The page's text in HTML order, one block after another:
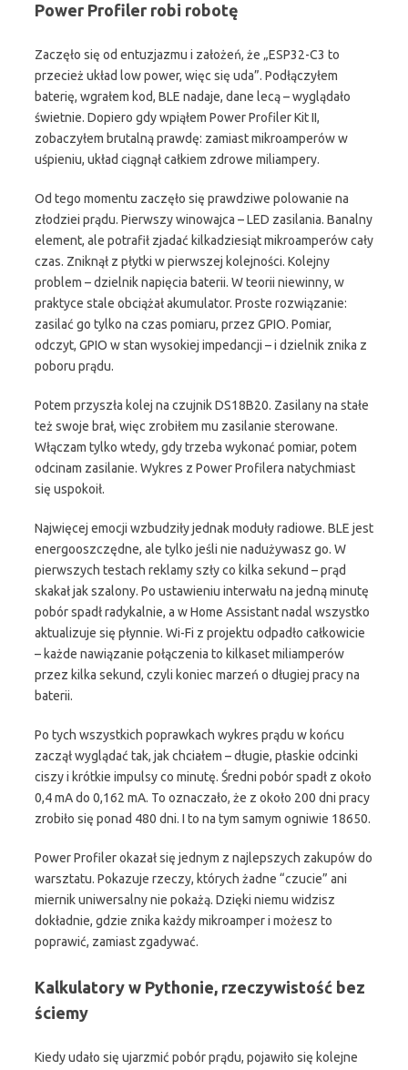
Power Profiler robi robotę
Zaczęło się od entuzjazmu i założeń, że „ESP32-C3 to
przecież układ low power, więc się uda”. Podłączyłem
baterię, wgrałem kod, BLE nadaje, dane lecą – wyglądało
świetnie. Dopiero gdy wpiąłem Power Profiler Kit II,
zobaczyłem brutalną prawdę: zamiast mikroamperów w
uśpieniu, układ ciągnął całkiem zdrowe miliampery.
Od tego momentu zaczęło się prawdziwe polowanie na
złodziei prądu. Pierwszy winowajca – LED zasilania. Banalny
element, ale potrafił zjadać kilkadziesiąt mikroamperów cały
czas. Zniknął z płytki w pierwszej kolejności. Kolejny
problem – dzielnik napięcia baterii. W teorii niewinny, w
praktyce stale obciążał akumulator. Proste rozwiązanie:
zasilać go tylko na czas pomiaru, przez GPIO. Pomiar,
odczyt, GPIO w stan wysokiej impedancji – i dzielnik znika z
poboru prądu.
Potem przyszła kolej na czujnik DS18B20. Zasilany na stałe
też swoje brał, więc zrobiłem mu zasilanie sterowane.
Włączam tylko wtedy, gdy trzeba wykonać pomiar, potem
odcinam zasilanie. Wykres z Power Profilera natychmiast
się uspokoił.
Najwięcej emocji wzbudziły jednak moduły radiowe. BLE jest
energooszczędne, ale tylko jeśli nie nadużywasz go. W
pierwszych testach reklamy szły co kilka sekund – prąd
skakał jak szalony. Po ustawieniu interwału na jedną minutę
pobór spadł radykalnie, a w Home Assistant nadal wszystko
aktualizuje się płynnie. Wi-Fi z projektu odpadło całkowicie
– każde nawiązanie połączenia to kilkaset miliamperów
przez kilka sekund, czyli koniec marzeń o długiej pracy na
baterii.
Po tych wszystkich poprawkach wykres prądu w końcu
zaczął wyglądać tak, jak chciałem – długie, płaskie odcinki
ciszy i krótkie impulsy co minutę. Średni pobór spadł z około
0,4 mA do 0,162 mA. To oznaczało, że z około 200 dni pracy
zrobiło się ponad 480 dni. I to na tym samym ogniwie 18650.
Power Profiler okazał się jednym z najlepszych zakupów do
warsztatu. Pokazuje rzeczy, których żadne “czucie” ani
miernik uniwersalny nie pokażą. Dzięki niemu widzisz
dokładnie, gdzie znika każdy mikroamper i możesz to
poprawić, zamiast zgadywać.
Kalkulatory w Pythonie, rzeczywistość bez
ściemy
Kiedy udało się ujarzmić pobór prądu, pojawiło się kolejne